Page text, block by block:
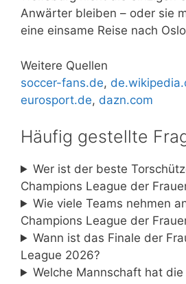
Anwärter bleiben – oder sie
eine einsame Reise nach
Weitere Quellen
soccer-fans.de,
eurosport.de, dazn.com
Häufig gestellte
Wer ist der beste
Champions League der
Wie viele Teams nehmen
Champions League der
Wann ist das Finale der
League 2026?
Welche Mannschaft hat